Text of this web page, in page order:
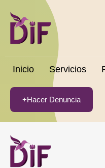
Inicio Servicios
+Hacer Denuncia